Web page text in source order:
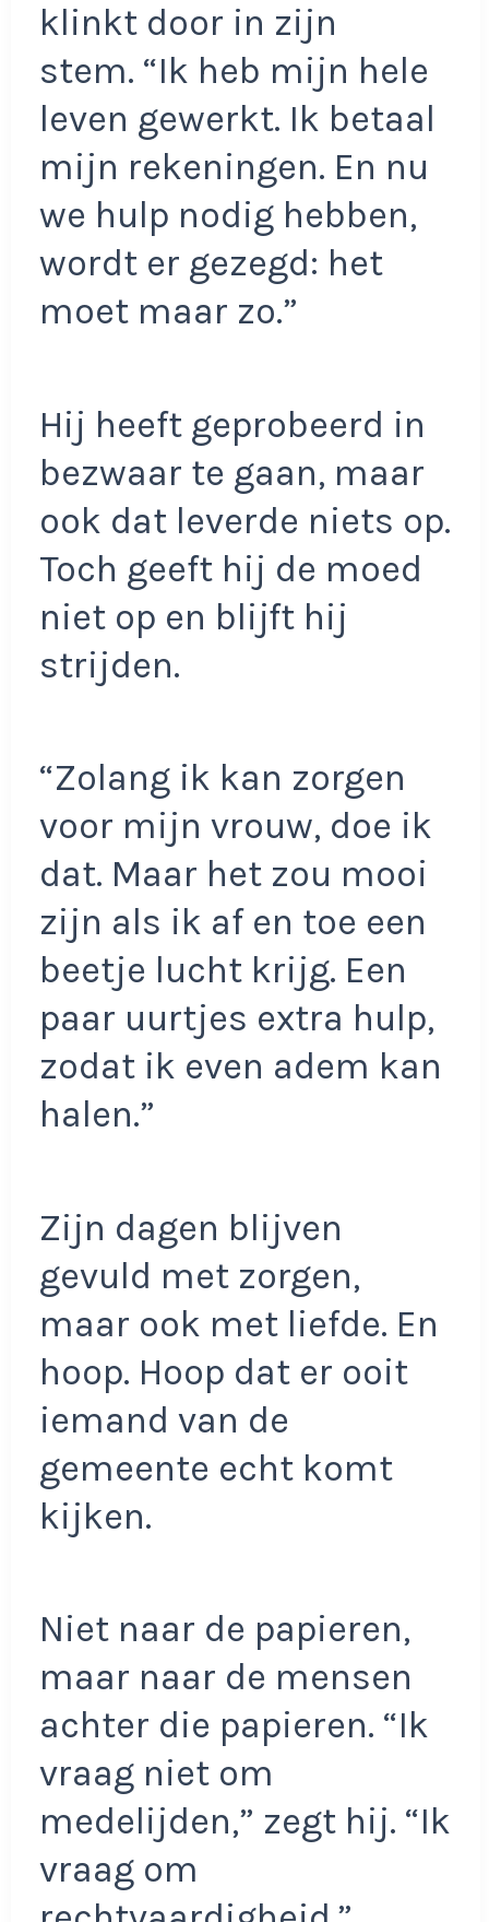
klinkt door in zijn
stem. “Ik heb mijn hele
leven gewerkt. Ik betaal
mijn rekeningen. En nu
we hulp nodig hebben,
wordt er gezegd: het
moet maar zo.”
Hij heeft geprobeerd in
bezwaar te gaan, maar
ook dat leverde niets op.
Toch geeft hij de moed
niet op en blijft hij
strijden.
“Zolang ik kan zorgen
voor mijn vrouw, doe ik
dat. Maar het zou mooi
zijn als ik af en toe een
beetje lucht krijg. Een
paar uurtjes extra hulp,
zodat ik even adem kan
halen.”
Zijn dagen blijven
gevuld met zorgen,
maar ook met liefde. En
hoop. Hoop dat er ooit
iemand van de
gemeente echt komt
kijken.
Niet naar de papieren,
maar naar de mensen
achter die papieren. “Ik
vraag niet om
medelijden,” zegt hij. “Ik
vraag om